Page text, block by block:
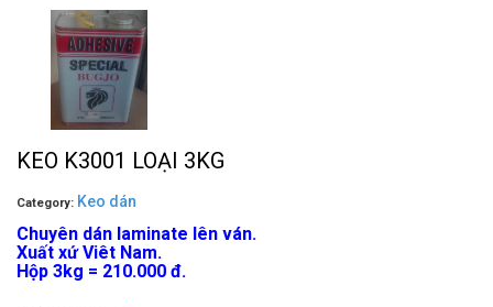
KEO K3001 LOẠI 3KG
Category: Keo dán
Chuyên dán laminate lên ván.
Xuất xứ Viêt Nam.
Hộp 3kg = 210.000 đ.